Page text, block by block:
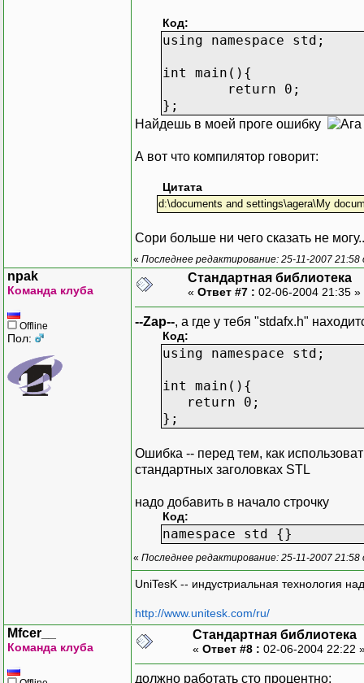
Код:
using namespace std;
int main(){
return 0;
};
Найдешь в моей проге ошибку
А вот что компилятор говорит:
Цитата
d:\documents and settings\agera\My
Сори больше ни чего сказать не
« Последнее редактирование: 25-11-2007 21:58
npak
Команда клуба
Offline
Пол:
Стандартная библиотека
« Ответ #7 : 02-06-2004 21:35 »
--Zap--, а где у тебя "stdafx.h"
Код:
using namespace std;
int main(){
return 0;
};
Ошибка -- перед тем, как
стандартных заголовках STL
надо добавить в начало строчку
Код:
namespace std {}
« Последнее редактирование: 25-11-2007 21:58
UniTesK -- индустриальная технология
http://www.unitesk.com/ru/
Mfcer__
Команда клуба
Стандартная библиотека
« Ответ #8 : 02-06-2004 22:22
должно работать сто процентно: